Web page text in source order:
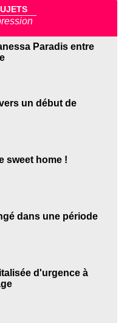
Paradis entre
un début de
sweet home !
dans une période
d'urgence à